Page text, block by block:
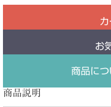
お
商品に
商品説明